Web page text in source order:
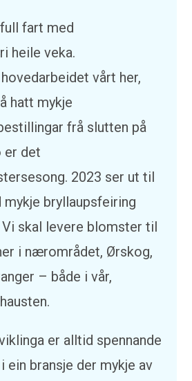
fart med
heile veka.
vårt her,
hatt mykje
frå slutten på
er det
2023 ser ut til
mykje bryllaupsfeiring
skal levere blomster til
i nærområdet, Ørskog,
– både i vår,
er alltid spennande
ein bransje der mykje av